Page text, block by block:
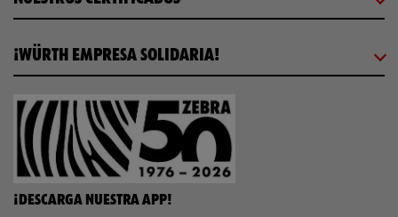
¡WÜRTH EMPRESA SOLIDARIA!
¡DESCARGA NUESTRA APP!